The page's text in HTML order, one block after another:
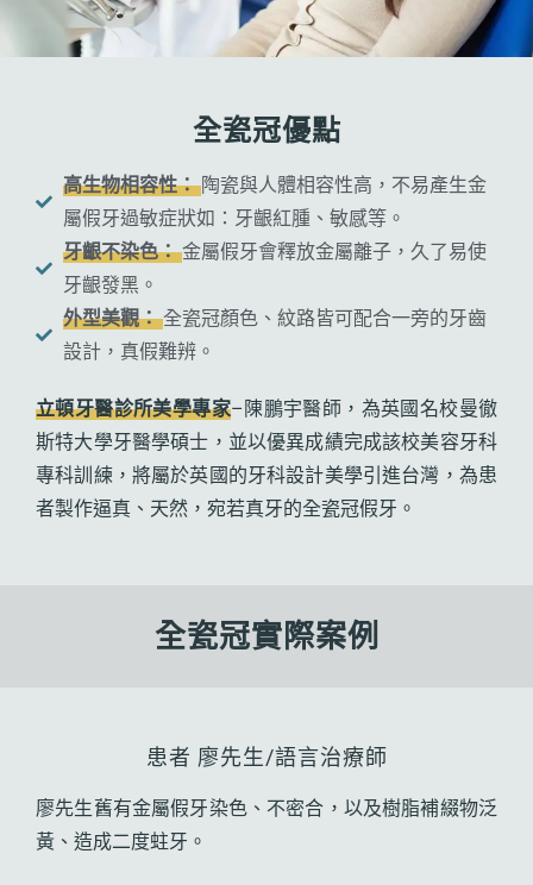
全瓷冠優點
高生物相容性：陶瓷與人體相容性高，不易產生金
屬假牙過敏症狀如：牙齦紅腫、敏感等。
牙齦不染色：金屬假牙會釋放金屬離子，久了易使
牙齦發黑。
外型美觀：全瓷冠顏色、紋路皆可配合一旁的牙齒
設計，真假難辨。
立頓牙醫診所美學專家–陳鵬宇醫師，為英國名校曼徹
斯特大學牙醫學碩士，並以優異成績完成該校美容牙科
專科訓練，將屬於英國的牙科設計美學引進台灣，為患
者製作逼真、天然，宛若真牙的全瓷冠假牙。
全瓷冠實際案例
患者 廖先生/語言治療師
廖先生舊有金屬假牙染色、不密合，以及樹脂補綴物泛
黃、造成二度蛀牙。